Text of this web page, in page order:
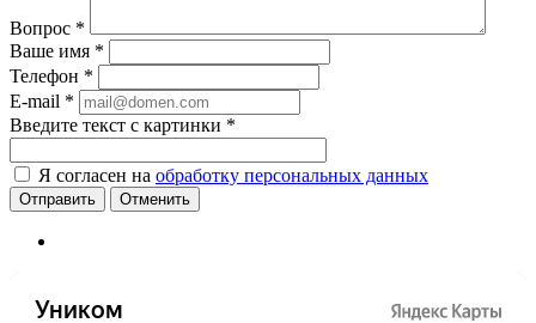
Вопрос *
Ваше имя *
Телефон *
E-mail *
Введите текст с картинки *
Я согласен на обработку персональных данных
Отменить